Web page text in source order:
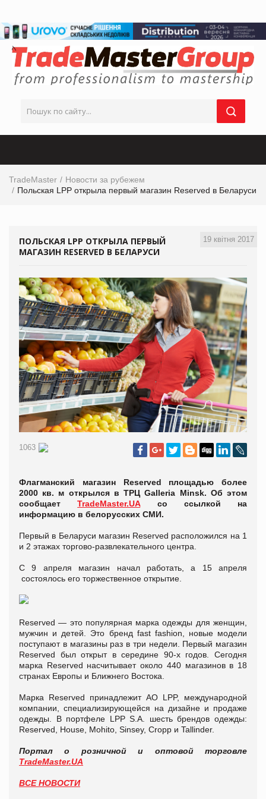
TradeMaster
Новости за рубежем
Польская LPP открыла первый магазин Reserved в Беларуси
19 квітня 2017
ПОЛЬСКАЯ LPP ОТКРЫЛА ПЕРВЫЙ
МАГАЗИН RESERVED В БЕЛАРУСИ
1063
Флагманский магазин Reserved площадью более
2000 кв. м открылся в ТРЦ Galleria Minsk. Об этом
сообщаетTradeMaster.UAсо ссылкой на
информацию в белорусских СМИ.
Первый в Беларуси магазин Reserved расположился на 1
и 2 этажах торгово-развлекательного центра.
С 9 апреля магазин начал работать, а 15 апреля
состоялось его торжественное открытие.
Reserved — это популярная марка одежды для женщин,
мужчин и детей. Это бренд fast fashion, новые модели
поступают в магазины раз в три недели. Первый магазин
Reserved был открыт в середине 90-х годов. Сегодня
марка Reserved насчитывает около 440 магазинов в 18
странах Европы и Ближнего Востока.
Марка Reserved принадлежит АО LPP, международной
компании, специализирующейся на дизайне и продаже
одежды. В портфеле LPP S.A. шесть брендов одежды:
Reserved, House, Mohito, Sinsey, Cropp и Tallinder.
Портал о розничной и оптовой торговле
TradeMaster.UA
ВСЕ НОВОСТИ